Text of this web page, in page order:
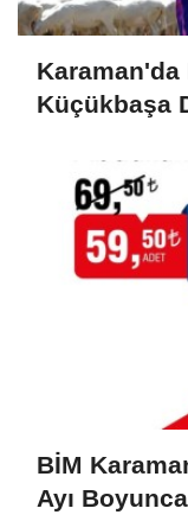
Karaman'da
Küçükbaşa
BİM
Ayı